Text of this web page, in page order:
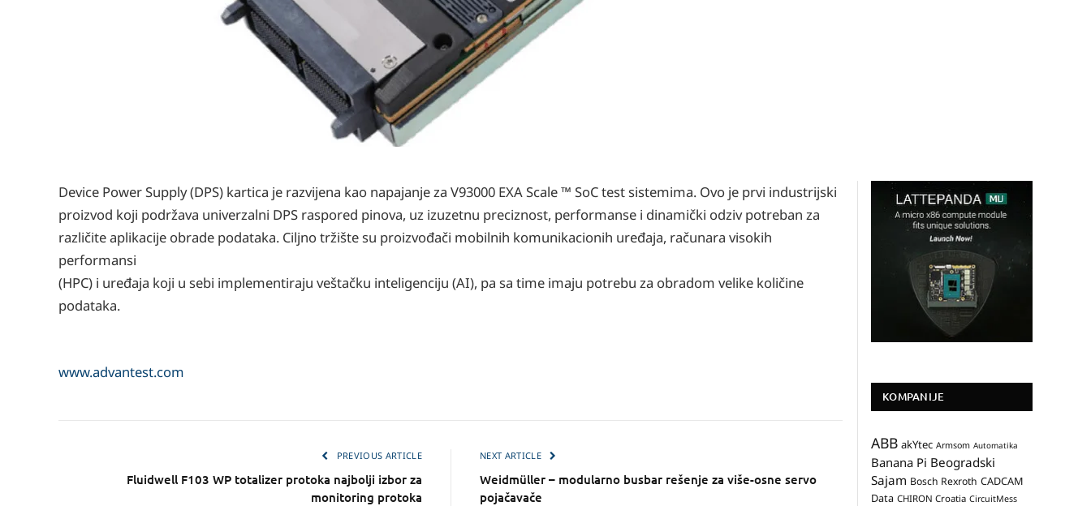
Device Power Supply (DPS) kartica je razvijena kao napajanje za V93000 EXA Scale ™ SoC test sistemima. Ovo je prvi industrijski
proizvod koji podržava univerzalni DPS raspored pinova, uz izuzetnu preciznost, performanse i dinamički odziv potreban za
različite aplikacije obrade podataka. Ciljno tržište su proizvođači mobilnih komunikacionih uređaja, računara visokih
performansi
(HPC) i uređaja koji u sebi implementiraju veštačku inteligenciju (AI), pa sa time imaju potrebu za obradom velike količine
podataka.
www.advantest.com
PREVIOUS ARTICLE
Fluidwell F103 WP totalizer protoka najbolji izbor za
monitoring protoka
NEXT ARTICLE
Weidmüller – modularno busbar rešenje za više-osne servo
pojačavače
KOMPANIJE
ABB akYtec Armsom Automatika
Banana Pi Beogradski
Sajam Bosch Rexroth CADCAM
Data CHIRON Croatia CircuitMess